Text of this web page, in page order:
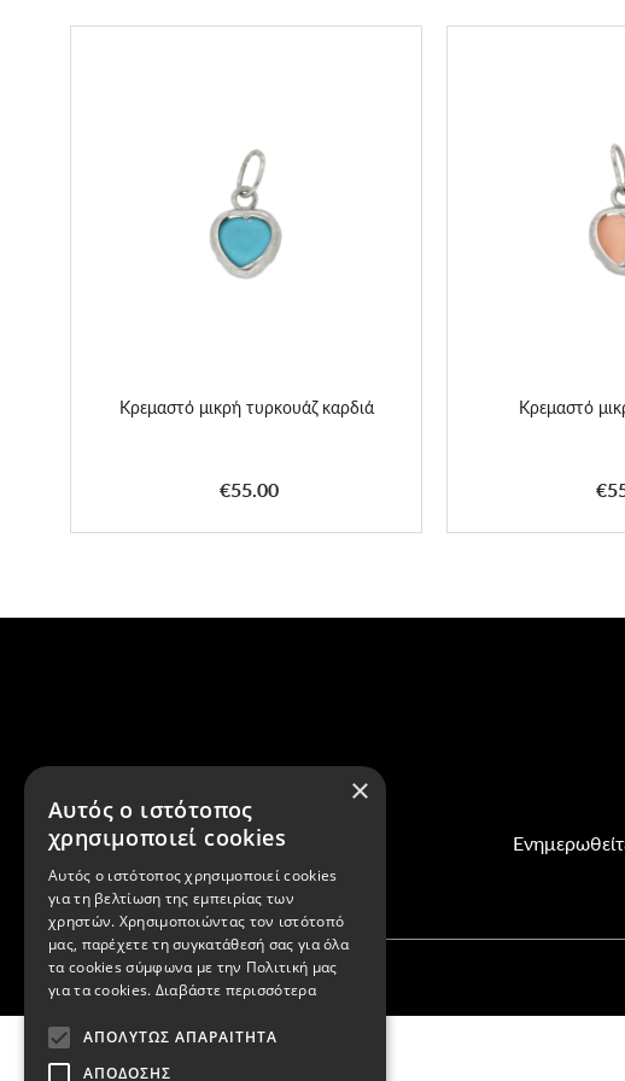
Κρεμαστό μικρή τυρκουάζ καρδιά
€55.00
Κρεμαστό
×
Αυτός ο ιστότοπος
χρησιμοποιεί cookies
Αυτός ο ιστότοπος χρησιμοποιεί cookies
για τη βελτίωση της εμπειρίας των
χρηστών. Χρησιμοποιώντας τον ιστότοπό
μας, παρέχετε τη συγκατάθεσή σας για όλα
τα cookies σύμφωνα με την Πολιτική μας
για τα cookies. Διαβάστε περισσότερα
ΑΠΟΛΎΤΩΣ ΑΠΑΡΑΊΤΗΤΑ
ΑΠΌΔΟΣΗΣ